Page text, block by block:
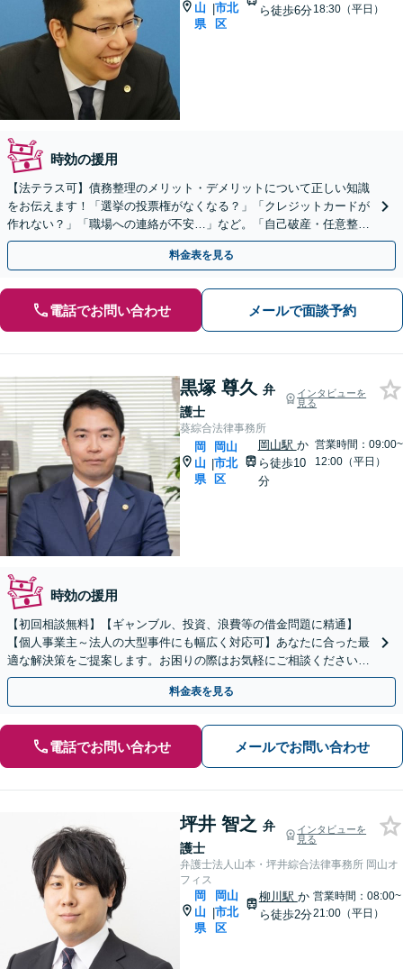
山
県
|市北
区
ら徒歩6分18:30（平日）
時効の援用
【法テラス可】債務整理のメリット・デメリットについて正しい知識
をお伝えます！「選挙の投票権がなくなる？」「クレジットカードが
作れない？」「職場への連絡が不安…」など。「自己破産・任意整
理・個人再生」あなたに合った方法をご提案【初回相談無料】
料金表を見る
電話でお問い合わせ メールで面談予約
黒塚 尊久 弁
護士
インタビューを
見る
葵綜合法律事務所
岡
山
県
|
岡山
市北
区
岡山駅 か
ら徒歩10
分
営業時間：09:00~
12:00（平日）
時効の援用
【初回相談無料】【ギャンブル、投資、浪費等の借金問題に精通】
【個人事業主～法人の大型事件にも幅広く対応可】あなたに合った最
適な解決策をご提案します。お困りの際はお気軽にご相談ください。
新たなスタートのために丁寧に支援いたします。
料金表を見る
電話でお問い合わせ メールでお問い合わせ
坪井 智之 弁
護士
インタビューを
見る
弁護士法人山本・坪井綜合法律事務所 岡山オ
フィス
岡
山
県
|
岡山
市北
区
柳川駅 か
ら徒歩2分
営業時間：08:00~
21:00（平日）